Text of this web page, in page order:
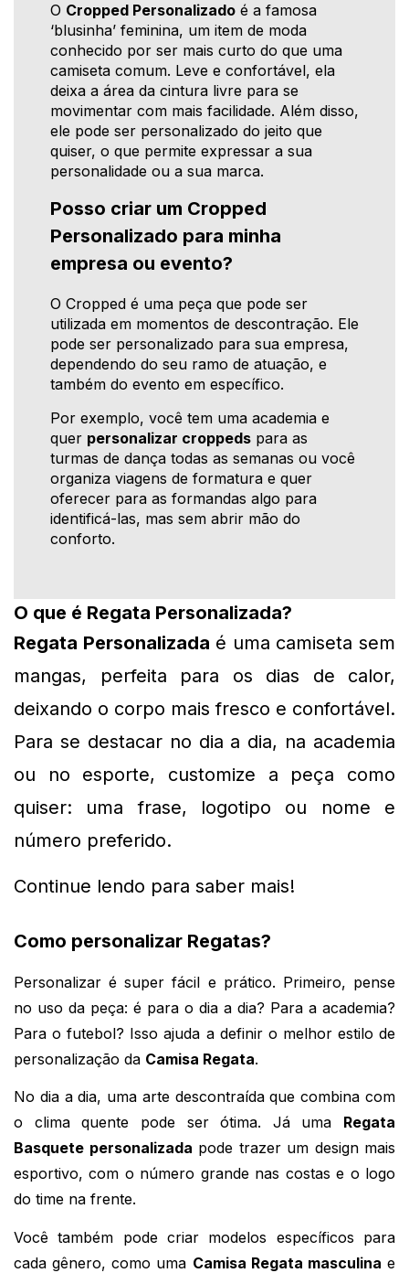
O Cropped Personalizado é a famosa
‘blusinha’ feminina, um item de moda
conhecido por ser mais curto do que uma
camiseta comum. Leve e confortável, ela
deixa a área da cintura livre para se
movimentar com mais facilidade. Além disso,
ele pode ser personalizado do jeito que
quiser, o que permite expressar a sua
personalidade ou a sua marca.
Posso criar um Cropped
Personalizado para minha
empresa ou evento?
O Cropped é uma peça que pode ser
utilizada em momentos de descontração. Ele
pode ser personalizado para sua empresa,
dependendo do seu ramo de atuação, e
também do evento em específico.
Por exemplo, você tem uma academia e
quer personalizar croppeds para as
turmas de dança todas as semanas ou você
organiza viagens de formatura e quer
oferecer para as formandas algo para
identificá-las, mas sem abrir mão do
conforto.
O que é Regata Personalizada?
Regata Personalizada é uma camiseta sem
mangas, perfeita para os dias de calor,
deixando o corpo mais fresco e confortável.
Para se destacar no dia a dia, na academia
ou no esporte, customize a peça como
quiser: uma frase, logotipo ou nome e
número preferido.
Continue lendo para saber mais!
Como personalizar Regatas?
Personalizar é super fácil e prático. Primeiro, pense
no uso da peça: é para o dia a dia? Para a academia?
Para o futebol? Isso ajuda a definir o melhor estilo de
personalização da Camisa Regata.
No dia a dia, uma arte descontraída que combina com
o clima quente pode ser ótima. Já uma Regata
Basquete personalizada pode trazer um design mais
esportivo, com o número grande nas costas e o logo
do time na frente.
Você também pode criar modelos específicos para
cada gênero, como uma Camisa Regata masculina e